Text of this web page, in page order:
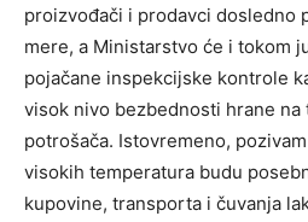
proizvođači i prodavci dosledno
mere, a Ministarstvo će i tokom
pojačane inspekcijske kontrole
visok nivo bezbednosti hrane
potrošača. Istovremeno,
visokih temperatura budu
kupovine, transporta i čuvanja